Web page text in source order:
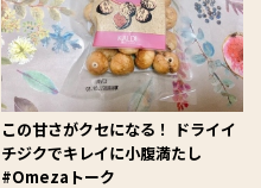
この甘さがクセになる！ ドライイ
チジクでキレイに小腹満たし
#Omezaトーク